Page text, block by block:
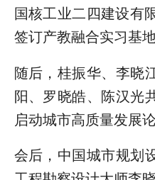
国核工业二四建设有
签订产教融合实习基地
随后，桂振华、李晓
阳、罗晓皓、陈汉光
启动城市高质量发展论
会后，中国城市规划